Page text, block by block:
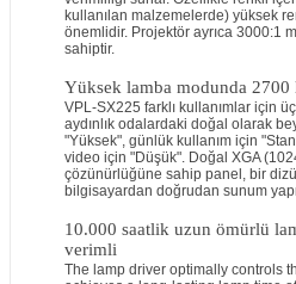
kullanılan malzemelerde) yüksek
önemlidir. Projektör ayrıca 3000:1
sahiptir.
Yüksek lamba modunda 2700
VPL-SX225 farklı kullanımlar için
aydınlık odalardaki doğal olarak
"Yüksek", günlük kullanım için
video için "Düşük". Doğal XGA
çözünürlüğüne sahip panel, bir
bilgisayardan doğrudan sunum
10.000 saatlik uzun ömürlü
verimli
The lamp driver optimally controls